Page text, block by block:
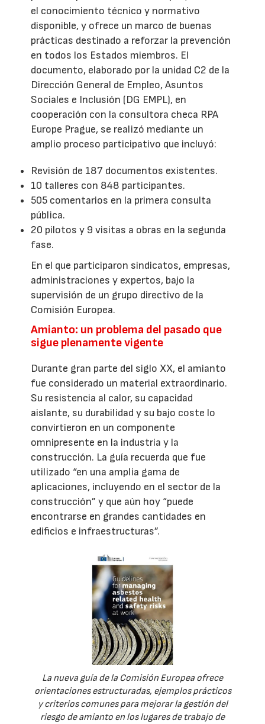
el conocimiento técnico y normativo
disponible, y ofrece un marco de buenas
prácticas destinado a reforzar la prevención
en todos los Estados miembros. El
documento, elaborado por la unidad C2 de la
Dirección General de Empleo, Asuntos
Sociales e Inclusión (DG EMPL), en
cooperación con la consultora checa RPA
Europe Prague, se realizó mediante un
amplio proceso participativo que incluyó:
Revisión de 187 documentos existentes.
10 talleres con 848 participantes.
505 comentarios en la primera consulta
pública.
20 pilotos y 9 visitas a obras en la segunda
fase.
En el que participaron sindicatos, empresas,
administraciones y expertos, bajo la
supervisión de un grupo directivo de la
Comisión Europea.
Amianto: un problema del pasado que
sigue plenamente vigente
Durante gran parte del siglo XX, el amianto
fue considerado un material extraordinario.
Su resistencia al calor, su capacidad
aislante, su durabilidad y su bajo coste lo
convirtieron en un componente
omnipresente en la industria y la
construcción. La guía recuerda que fue
utilizado “en una amplia gama de
aplicaciones, incluyendo en el sector de la
construcción” y que aún hoy “puede
encontrarse en grandes cantidades en
edificios e infraestructuras”.
La nueva guía de la Comisión Europea ofrece
orientaciones estructuradas, ejemplos prácticos
y criterios comunes para mejorar la gestión del
riesgo de amianto en los lugares de trabajo de